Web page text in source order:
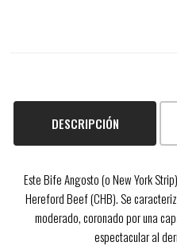
DESCRIPCIÓN
Este Bife Angosto (o New York
Hereford Beef (CHB). Se
moderado, coronado por una
espectacular al